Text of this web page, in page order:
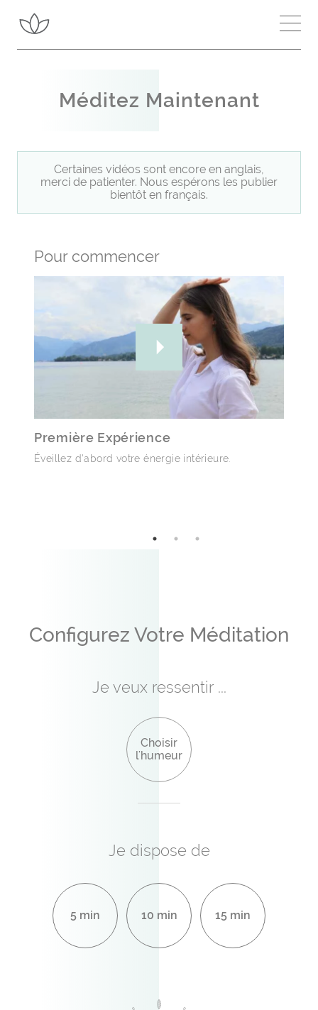
En Savoir Plus
Énergie Intérieure
Shri Mataji
Améliorer votre Méditation
Further Reading
Méditez Maintenant
Certaines vidéos sont encore en anglais,
merci de patienter. Nous espérons les publier
bientôt en français.
Pour commencer
Première Expérience
Éveillez d'abord votre énergie intérieure.
Configurez Votre Méditation
Je veux ressentir ...
Choisir
l'humeur
La confiance
La concentration
L'amour
Le silence
L'harmonie
L’équilibre
Je dispose de
5 min 10 min 15 min